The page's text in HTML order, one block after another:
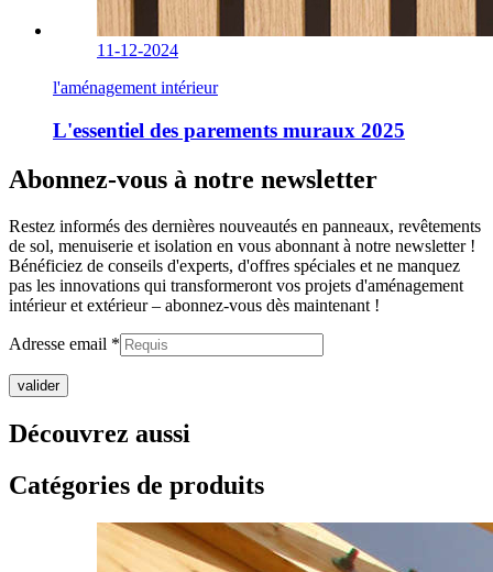
11-12-2024
l'aménagement intérieur
L'essentiel des parements muraux 2025
Abonnez-vous à notre newsletter
Restez informés des dernières nouveautés en panneaux, revêtements
de sol, menuiserie et isolation en vous abonnant à notre newsletter !
Bénéficiez de conseils d'experts, d'offres spéciales et ne manquez
pas les innovations qui transformeront vos projets d'aménagement
intérieur et extérieur – abonnez-vous dès maintenant !
Adresse email *
Découvrez aussi
Catégories de produits